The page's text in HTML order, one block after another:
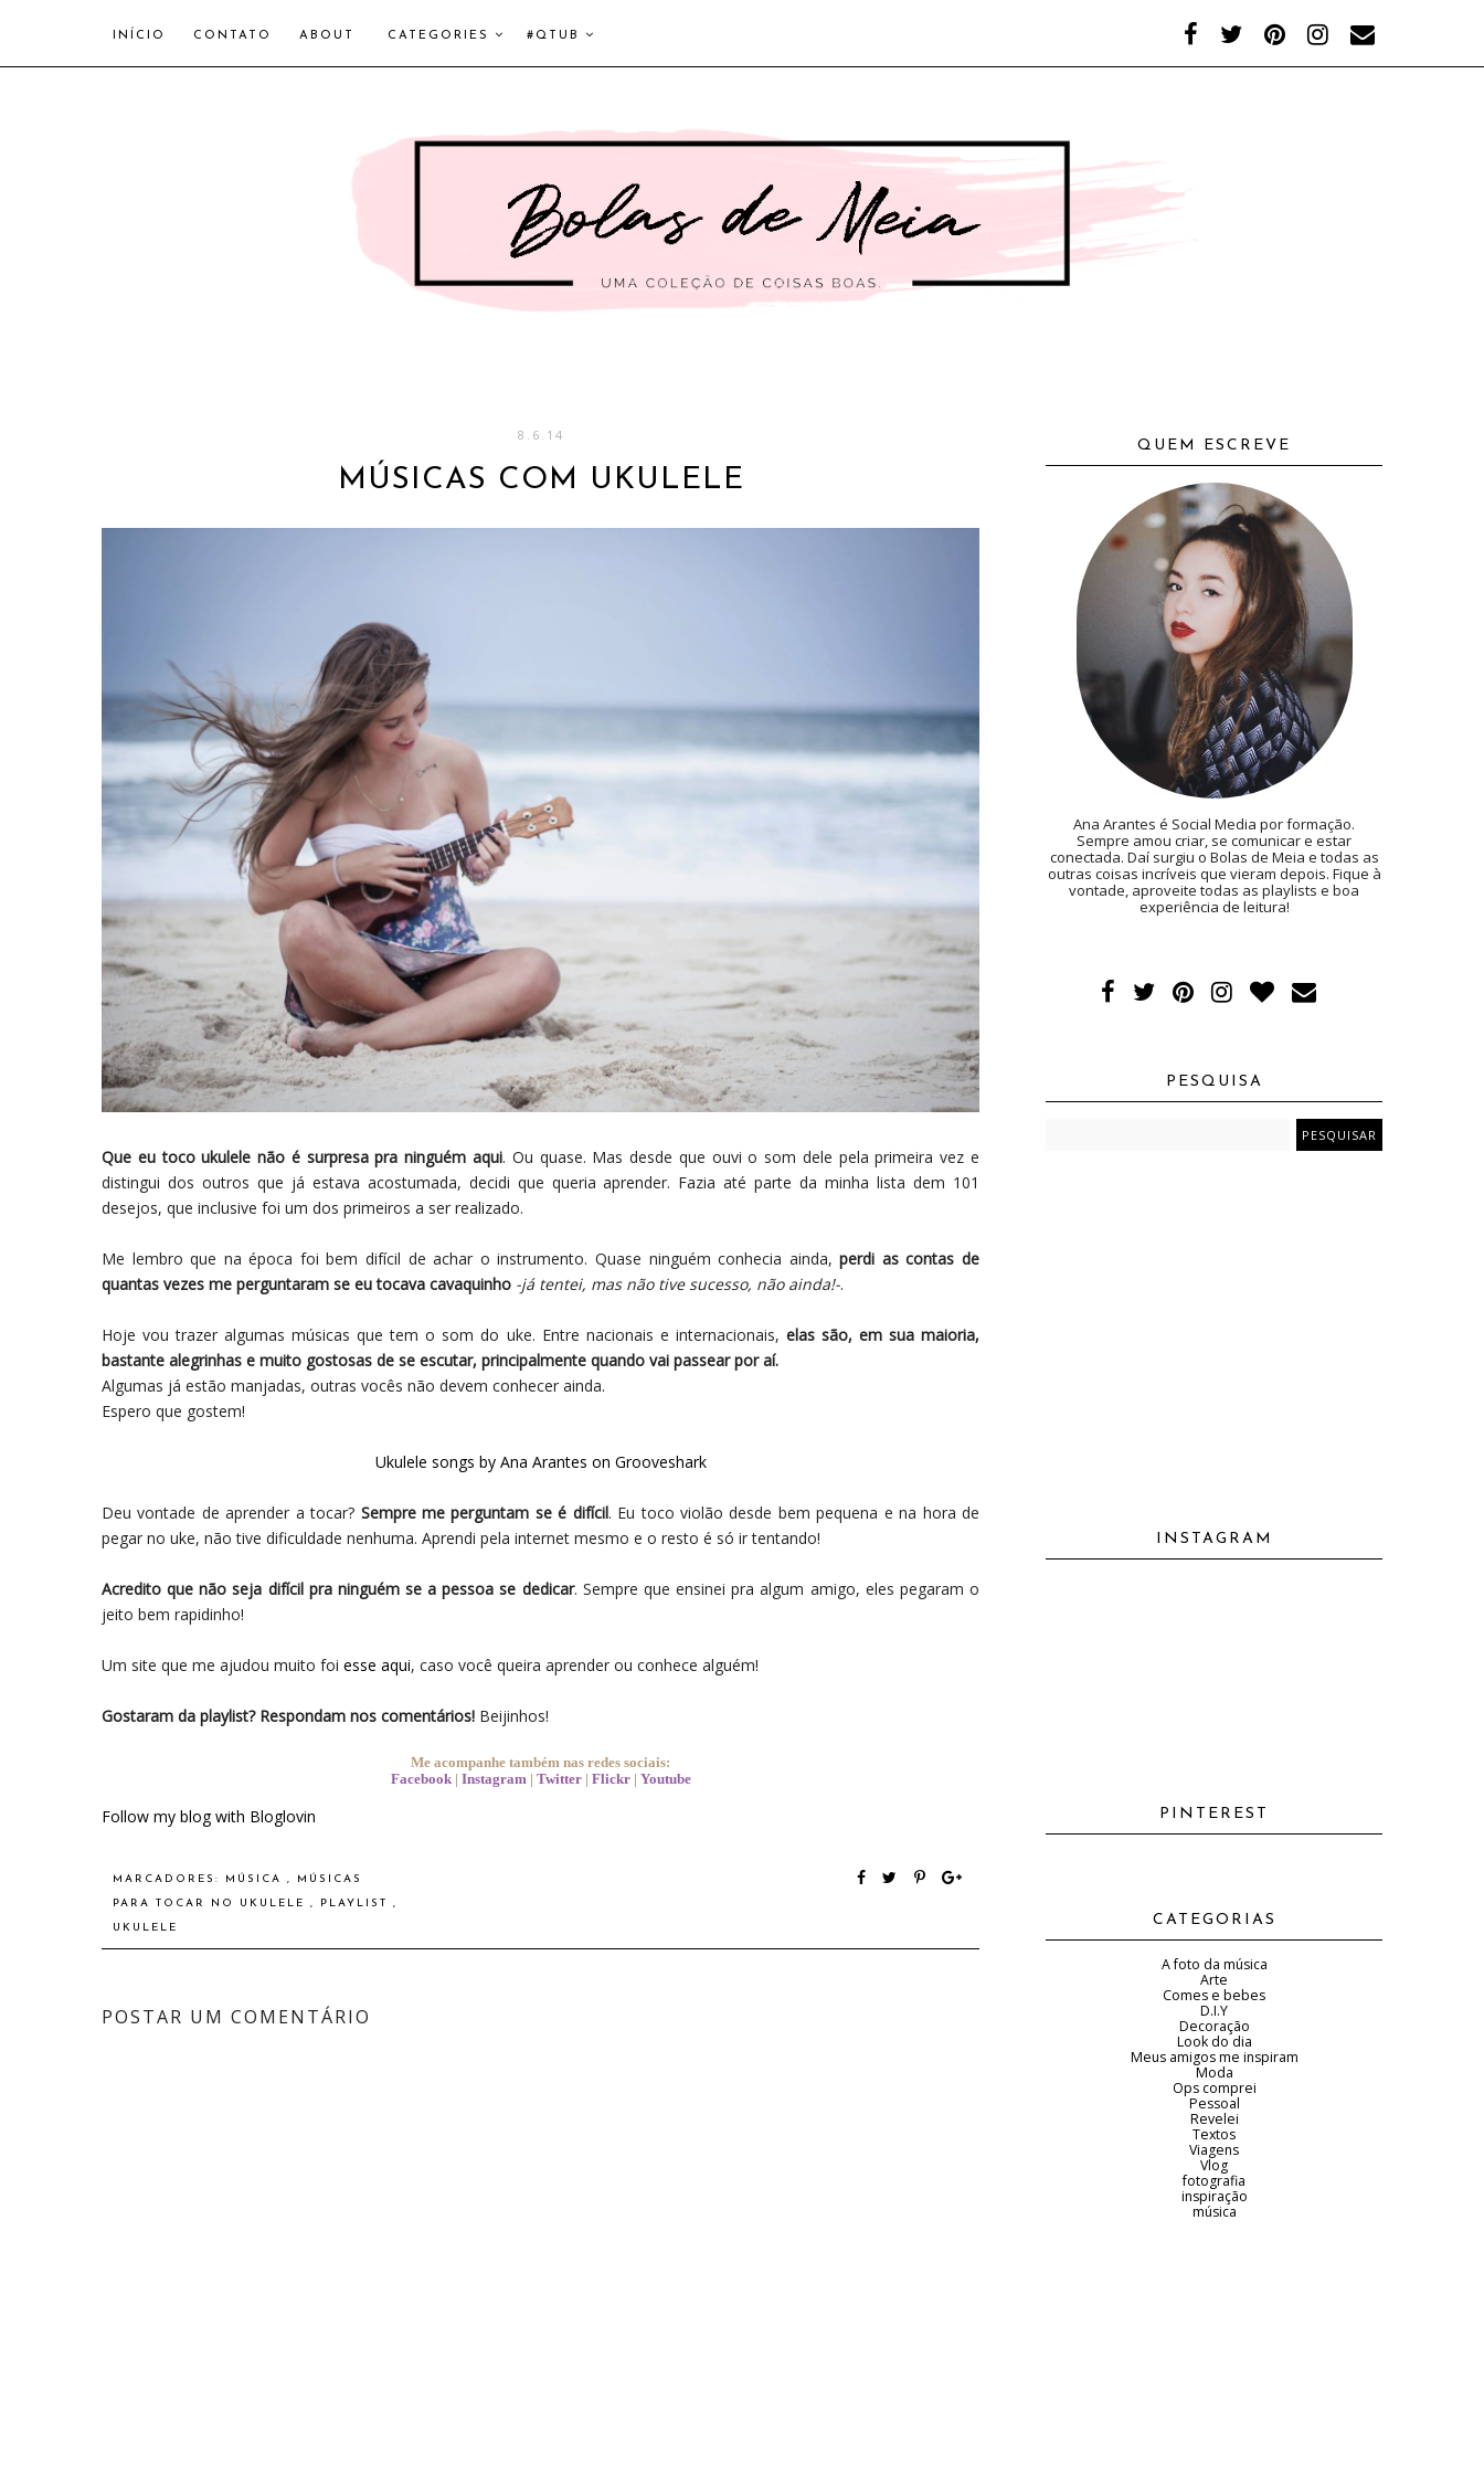
INÍCIO CONTATO ABOUT CATEGORIES #QTUB
8.6.14
MÚSICAS COM UKULELE
Que eu toco ukulele não é surpresa pra ninguém aqui. Ou quase. Mas desde que ouvi o som dele pela primeira vez e
distingui dos outros que já estava acostumada, decidi que queria aprender. Fazia até parte da minha lista dem 101
desejos, que inclusive foi um dos primeiros a ser realizado.
Me lembro que na época foi bem difícil de achar o instrumento. Quase ninguém conhecia ainda,perdi as contas de
quantas vezes me perguntaram se eu tocava cavaquinho -já tentei, mas não tive sucesso, não ainda!-.
Hoje vou trazer algumas músicas que tem o som do uke. Entre nacionais e internacionais, elas são, em sua maioria,
bastante alegrinhas e muito gostosas de se escutar, principalmente quando vai passear por aí.
Algumas já estão manjadas, outras vocês não devem conhecer ainda.
Espero que gostem!
Ukulele songs by Ana Arantes on Grooveshark
Deu vontade de aprender a tocar? Sempre me perguntam se é difícil. Eu toco violão desde bem pequena e na hora de
pegar no uke, não tive dificuldade nenhuma. Aprendi pela internet mesmo e o resto é só ir tentando!
Acredito que não seja difícil pra ninguém se a pessoa se dedicar. Sempre que ensinei pra algum amigo, eles pegaram o
jeito bem rapidinho!
Um site que me ajudou muito foi esse aqui, caso você queira aprender ou conhece alguém!
Gostaram da playlist? Respondam nos comentários! Beijinhos!
Me acompanhe também nas redes sociais:
Facebook| Instagram| Twitter| Flickr| Youtube
Follow my blog with Bloglovin
MARCADORES: MÚSICA , MÚSICAS
PARA TOCAR NO UKULELE , PLAYLIST ,
UKULELE
POSTAR UM COMENTÁRIO
QUEM ESCREVE
Ana Arantes é Social Media por formação.
Sempre amou criar, se comunicar e estar
conectada. Daí surgiu o Bolas de Meia e todas as
outras coisas incríveis que vieram depois. Fique à
vontade, aproveite todas as playlists e boa
experiência de leitura!
PESQUISA
INSTAGRAM
PINTEREST
CATEGORIAS
A foto da música
Arte
Comes e bebes
D.I.Y
Decoração
Look do dia
Meus amigos me inspiram
Moda
Ops comprei
Pessoal
Revelei
Textos
Viagens
Vlog
fotografia
inspiração
música